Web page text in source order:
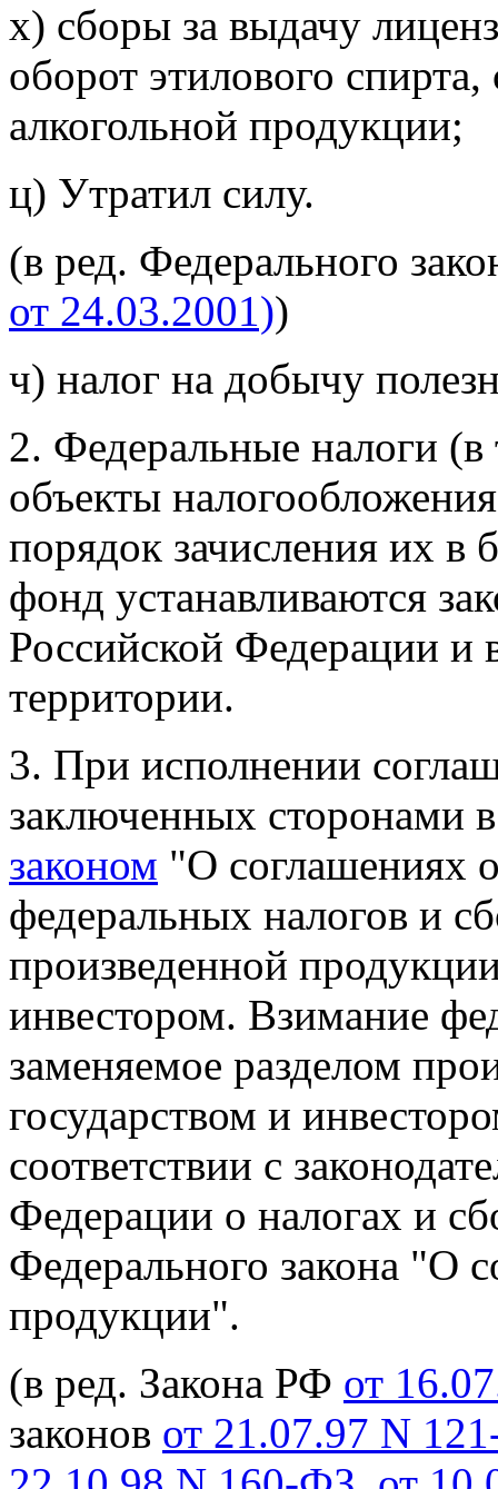
х) сборы за выдачу
оборот этилового
алкогольной продукции;
ц) Утратил силу.
(в ред. Федерального
от 24.03.2001))
ч) налог на добычу
2. Федеральные налоги
объекты
порядок зачисления их в
фонд устанавливаются
Российской Федерации и
территории.
3. При исполнении
заключенных сторонами
законом "О соглашениях
федеральных налогов и
произведенной
инвестором. Взимание
заменяемое разделом
государством и
соответствии с
Федерации о налогах и
Федерального закона "О
продукции".
(в ред. Закона РФ от
законов от 21.07.97 N